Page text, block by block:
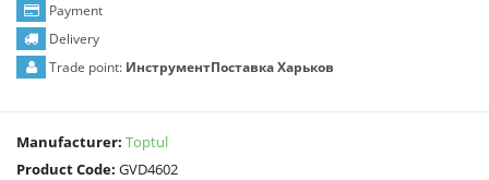
Payment
Delivery
Trade point: ИнструментПоставка Харьков
Manufacturer: Toptul
Product Code: GVD4602